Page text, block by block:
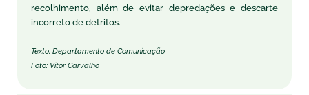
recolhimento, além de evitar depredações e descarte
incorreto de detritos.
Texto: Departamento de Comunicação
Foto: Vitor Carvalho